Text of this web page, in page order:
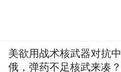
美欲用战术核武器对抗中
俄，弹药不足核武来凑？